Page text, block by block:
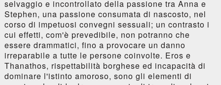
selvaggio e incontrollato della passione tra Anna e
Stephen, una passione consumata di nascosto, nel
corso di impetuosi convegni sessuali; un contrasto i
cui effetti, com'è prevedibile, non potranno che
essere drammatici, fino a provocare un danno
irreparabile a tutte le persone coinvolte. Eros e
Thanathos, rispettabilità borghese ed incapacità di
dominare l'istinto amoroso, sono gli elementi di